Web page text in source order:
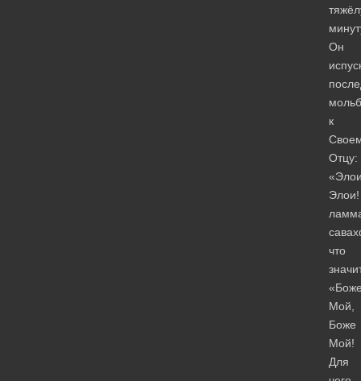
Он
к
Отцу:
Элои!
что
Мой,
Боже
Мой!
Для